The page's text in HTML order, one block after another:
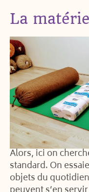
La
Alors, ici on
standard. On
objets du